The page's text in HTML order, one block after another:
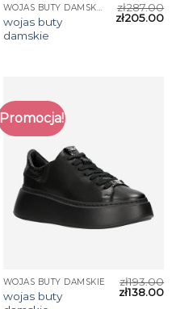
WOJAS BUTY DAMSKIE
wojas buty
damskie
zł287.00
zł205.00
Promocja!
WOJAS BUTY DAMSKIE
wojas buty
zł193.00
zł138.00